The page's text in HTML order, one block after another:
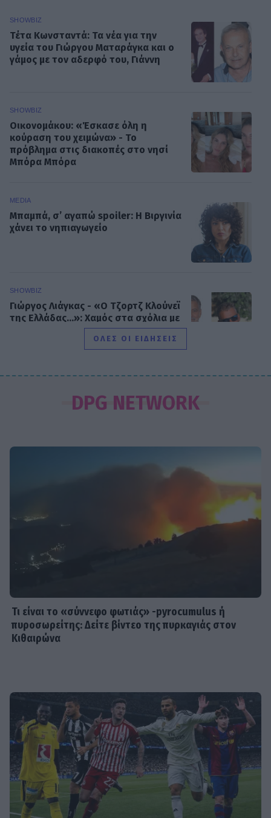
SHOWBIZ
Τέτα Κωνσταντά: Τα νέα για την
υγεία του Γιώργου Ματαράγκα και ο
γάμος με τον αδερφό του, Γιάννη
SHOWBIZ
Οικονομάκου: «Έσκασε όλη η
κούραση του χειμώνα» - Το
πρόβλημα στις διακοπές στο νησί
Μπόρα Μπόρα
MEDIA
Μπαμπά, σ’ αγαπώ spoiler: Η Βιργινία
χάνει το νηπιαγωγείο
SHOWBIZ
Γιώργος Λιάγκας - «Ο Τζορτζ Κλούνεϊ
της Ελλάδας…»: Χαμός στα σχόλια με
την ΑΙ φωτό που πόσταρε
Δυο μαύρα πουκάμισα: Κυκλοφόρησε
το πρώτο trailer της νέας
SHOWBIZ
Χρηστίδου: Με το απόλυτο little
elegance σε άλλο επίπεδο
εύχεται δημόσια
SHOWBIZ
Τσαβαλιά: Κι όμως έχει να πάει
διακοπές από το 2018 – Η
αποκάλυψη μέσα από throwback
φωτογραφία
ΟΛΕΣ ΟΙ ΕΙΔΗΣΕΙΣ
DPG NETWORK
Τι είναι το «σύννεφο φωτιάς» -pyrocumulus ή
πυροσωρείτης: Δείτε βίντεο της πυρκαγιάς στον
Κιθαιρώνα